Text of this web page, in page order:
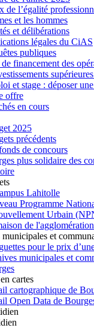
de l’égalité
et les hommes
et délibérations
légales du CiAS
publiques
financement des
et stage : déposer
offre
en cours
2025
précédents
de concours
plus solidaire des
Lahitolle
Programme
Urbain
de l'agglomération
et
pour le prix
municipales et
cartes
cartographique de
Open Data de